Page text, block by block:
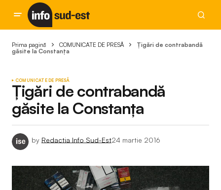
Prima pagină COMUNICATE DE PRESĂ
Țigări de contrabandă
găsite la Constanța
COMUNICATE DE PRESĂ
Țigări de contrabandă
găsite la Constanța
by Redactia Info Sud-Est24 martie 2016